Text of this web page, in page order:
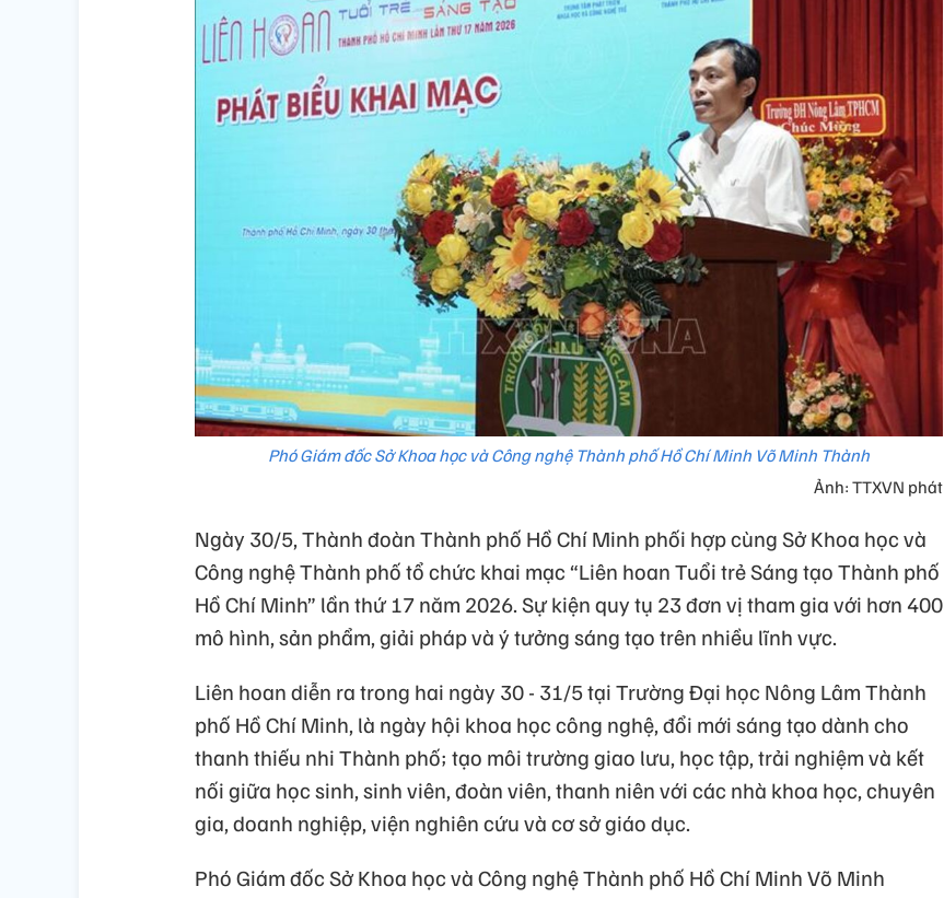
Phó Giám đốc Sở Khoa học và Công nghệ Thành phố Hồ Chí Minh Võ Minh Thành
Ảnh: TTXVN phát
Ngày 30/5, Thành đoàn Thành phố Hồ Chí Minh phối hợp cùng Sở Khoa học và
Công nghệ Thành phố tổ chức khai mạc “Liên hoan Tuổi trẻ Sáng tạo Thành phố
Hồ Chí Minh” lần thứ 17 năm 2026. Sự kiện quy tụ 23 đơn vị tham gia với hơn 400
mô hình, sản phẩm, giải pháp và ý tưởng sáng tạo trên nhiều lĩnh vực.
Liên hoan diễn ra trong hai ngày 30 - 31/5 tại Trường Đại học Nông Lâm Thành
phố Hồ Chí Minh, là ngày hội khoa học công nghệ, đổi mới sáng tạo dành cho
thanh thiếu nhi Thành phố; tạo môi trường giao lưu, học tập, trải nghiệm và kết
nối giữa học sinh, sinh viên, đoàn viên, thanh niên với các nhà khoa học, chuyên
gia, doanh nghiệp, viện nghiên cứu và cơ sở giáo dục.
Phó Giám đốc Sở Khoa học và Công nghệ Thành phố Hồ Chí Minh Võ Minh